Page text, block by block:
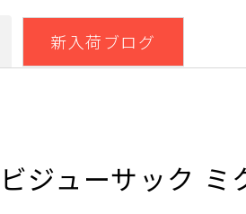
新入荷ブログ
ジューサック